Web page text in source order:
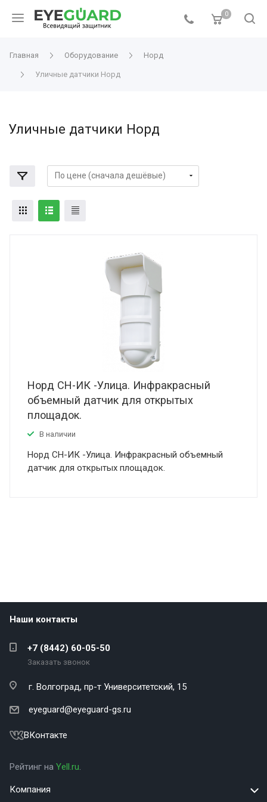
0
Главная Оборудование Норд
Уличные датчики Норд
Уличные датчики Норд
Норд СН-ИК -Улица. Инфракрасный
объемный датчик для открытых
площадок.
В наличии
Норд СН-ИК -Улица. Инфракрасный объемный
датчик для открытых площадок.
Наши контакты
+7 (8442) 60-05-50
Заказать звонок
г. Волгоград, пр-т Университетский, 15
eyeguard@eyeguard-gs.ru
ВКонтакте
Рейтинг на Yell.ru.
Компания